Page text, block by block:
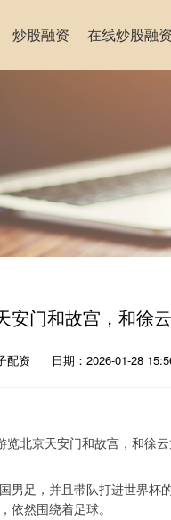
炒股融资 在线炒股融资
安门和故宫，和徐
配资 日期：2026-01-28
足，并且带队打进世界杯
依然围绕着足球。